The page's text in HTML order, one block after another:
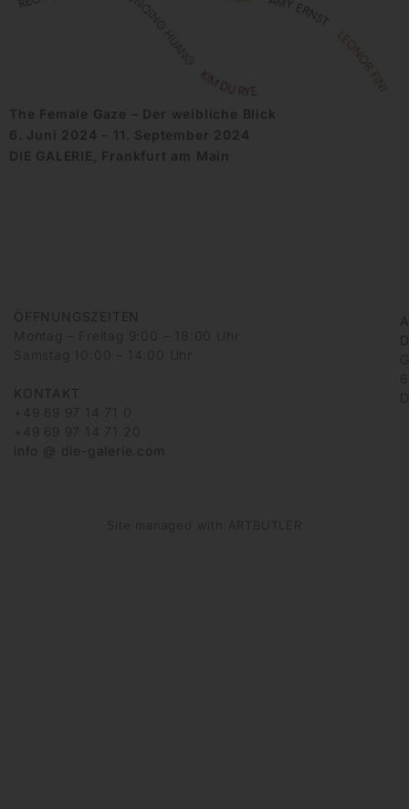
The Female Gaze – Der weibliche Blick
6. Juni 2024 - 11. September 2024
DIE GALERIE, Frankfurt am Main
ÖFFNUNGSZEITEN
Montag – Freitag 9:00 – 18:00 Uhr
Samstag 10:00 – 14:00 Uhr
KONTAKT
+49 69 97 14 71 0
+49 69 97 14 71 20
info @ die-galerie.com
Site managed with ARTBUTLER